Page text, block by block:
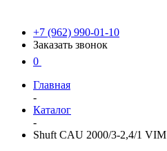
+7 (962) 990-01-10
Заказать звонок
0
Главная
-
Каталог
-
Shuft CAU 2000/3-2,4/1 VIM